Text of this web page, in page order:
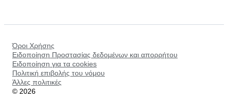
Όροι Χρήσης
Ειδοποίηση Προστασίας δεδομένων και απορρήτου
Ειδοποίηση για τα cookies
Πολιτική επιβολής του νόμου
Άλλες πολιτικές
© 2026